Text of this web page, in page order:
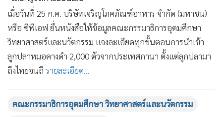
เศรษฐกิจ-ธุรกิจ
• จีน
• ชุมชน-คุณภาพชีวิต
• อาชญากรรม
• Motoring
SMEs
เมื่อวันที่ 25 ก.ค. บริษัทเจริญโภคภัณฑ์อาหาร จำกัด (มหาชน)
หรือ ซีพีเอฟ ยื่นหนังสือให้ข้อมูลคณะกรรมาธิการอุดมศึกษา
วิทยาศาสตร์และนวัตกรรม แจงละเอียดทุกขั้นตอนการนำเข้า
ลูกปลาหมอคางดำ 2,000 ตัวจากประเทศกานา ตั้งแต่ลูกปลามา
ถึงไทยจนถึ รายละเอียด...
คณะกรรมาธิการอุดมศึกษา วิทยาศาสตร์และนวัตกรรม